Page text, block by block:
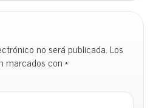
no será publicada.Los
marcados con*